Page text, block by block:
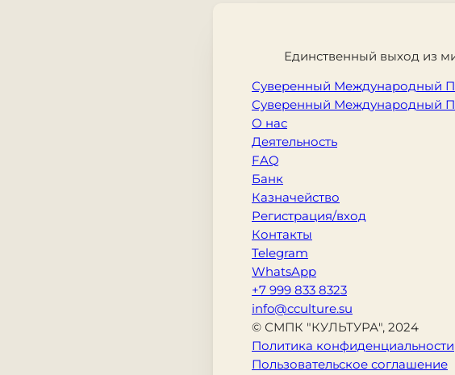
Единственный выход из
Суверенный Международный
Суверенный Международный
О нас
Деятельность
FAQ
Банк
Казначейство
Регистрация/вход
Контакты
Telegram
WhatsApp
+7 999 833 8323
info@cculture.su
© СМПК "КУЛЬТУРА", 2024
Политика конфиденциальности
Пользовательское соглашение